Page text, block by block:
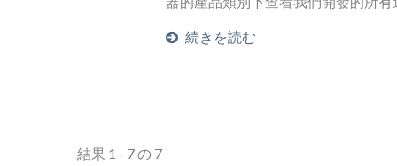
続きを読む
結果 1 - 7 の 7